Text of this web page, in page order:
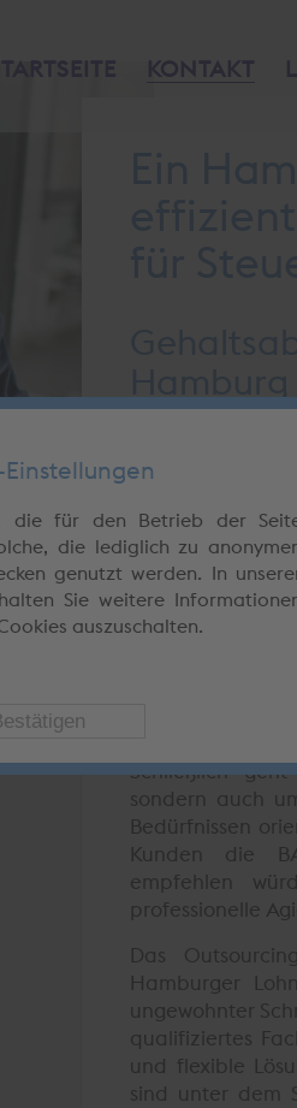
die für den Betrieb der
die lediglich zu
genutzt werden. In
Sie weitere
auszuschalten.
KONTAKT
Die Erstellung
Full Service
Erfahrungen
kann das
was für
den
Nikolaides,
noch selbst für
Schließlich
sondern auch
Bedürfnissen
Kunden die
empfehlen
professionelle
Das
Hamburger
ungewohnter
qualifiziertes
und flexible
sind unter dem